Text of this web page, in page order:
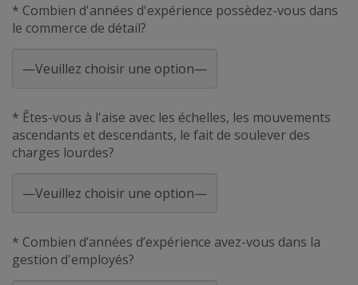
* Combien d'années d'expérience possèdez-vous dans
le commerce de détail?
* Êtes-vous à l'aise avec les échelles, les mouvements
ascendants et descendants, le fait de soulever des
charges lourdes?
* Combien d’années d’expérience avez-vous dans la
gestion d'employés?